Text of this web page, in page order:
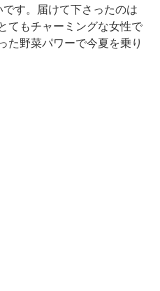
す。届けて下さったのは
てもチャーミングな女性で
た野菜パワーで今夏を乗り